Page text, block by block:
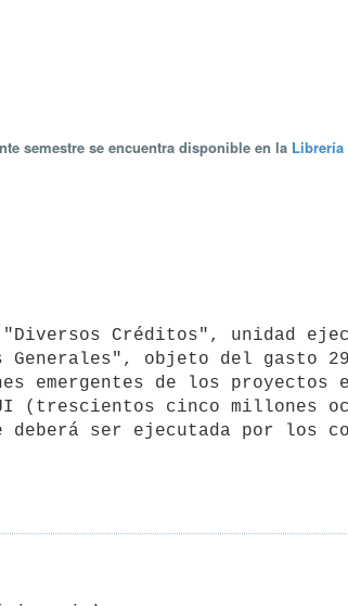
semestre se encuentra disponible en la Librería
objeto del gasto
emergentes de los proyectos
(trescientos cinco millones
deberá ser ejecutada por los